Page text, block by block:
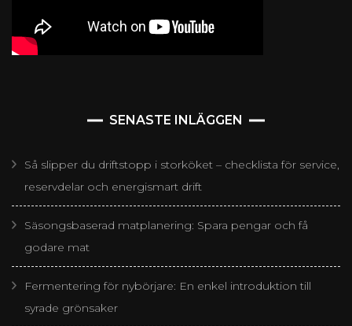
SENASTE INLÄGGEN
Så slipper du driftstopp i storköket – checklista för service,
reservdelar och energismart drift
Säsongsbaserad matplanering: Spara pengar och få
godare mat
Fermentering för nybörjare: En enkel introduktion till
syrade grönsaker